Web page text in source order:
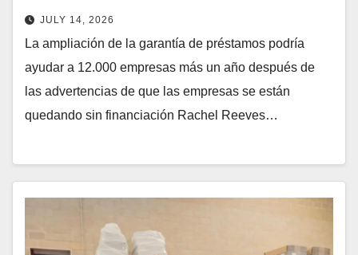
JULY 14, 2026
La ampliación de la garantía de préstamos podría
ayudar a 12.000 empresas más un año después de
las advertencias de que las empresas se están
quedando sin financiación Rachel Reeves…